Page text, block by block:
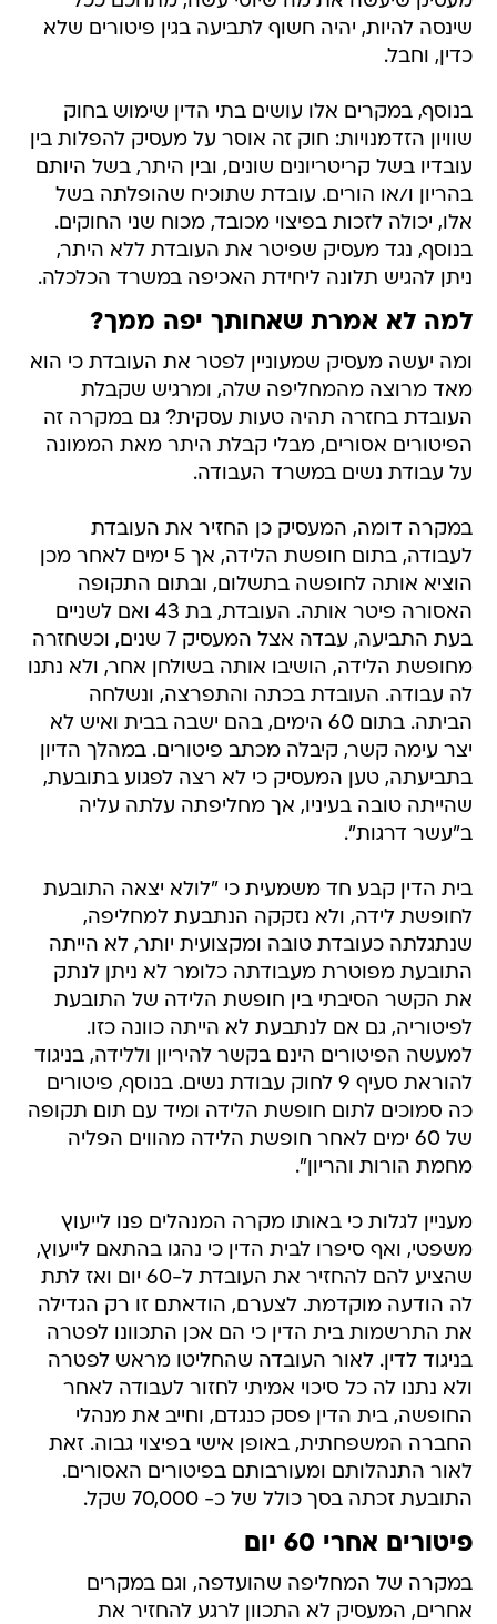
שינסה להיות, יהיה חשוף לתביעה בגין פיטורים שלא
כדין, וחבל.
בנוסף, במקרים אלו עושים בתי הדין שימוש בחוק
שוויון הזדמנויות: חוק זה אוסר על מעסיק להפלות בין
עובדיו בשל קריטריונים שונים, ובין היתר, בשל היותם
בהריון ו/או הורים. עובדת שתוכיח שהופלתה בשל
אלו, יכולה לזכות בפיצוי מכובד, מכוח שני החוקים.
בנוסף, נגד מעסיק שפיטר את העובדת ללא היתר,
ניתן להגיש תלונה ליחידת האכיפה במשרד הכלכלה.
למה לא אמרת שאחותך יפה ממך?
ומה יעשה מעסיק שמעוניין לפטר את העובדת כי הוא
מאד מרוצה מהמחליפה שלה, ומרגיש שקבלת
העובדת בחזרה תהיה טעות עסקית? גם במקרה זה
הפיטורים אסורים, מבלי קבלת היתר מאת הממונה
על עבודת נשים במשרד העבודה.
במקרה דומה, המעסיק כן החזיר את העובדת
לעבודה, בתום חופשת הלידה, אך 5 ימים לאחר מכן
הוציא אותה לחופשה בתשלום, ובתום התקופה
האסורה פיטר אותה. העובדת, בת 43 ואם לשניים
בעת התביעה, עבדה אצל המעסיק 7 שנים, וכשחזרה
מחופשת הלידה, הושיבו אותה בשולחן אחר, ולא נתנו
לה עבודה. העובדת בכתה והתפרצה, ונשלחה
הביתה. בתום 60 הימים, בהם ישבה בבית ואיש לא
יצר עימה קשר, קיבלה מכתב פיטורים. במהלך הדיון
בתביעתה, טען המעסיק כי לא רצה לפגוע בתובעת,
שהייתה טובה בעיניו, אך מחליפתה עלתה עליה
ב"עשר דרגות".
בית הדין קבע חד משמעית כי "לולא יצאה התובעת
לחופשת לידה, ולא נזקקה הנתבעת למחליפה,
שנתגלתה כעובדת טובה ומקצועית יותר, לא הייתה
התובעת מפוטרת מעבודתה כלומר לא ניתן לנתק
את הקשר הסיבתי בין חופשת הלידה של התובעת
לפיטוריה, גם אם לנתבעת לא הייתה כוונה כזו.
למעשה הפיטורים הינם בקשר להיריון וללידה, בניגוד
להוראת סעיף 9 לחוק עבודת נשים. בנוסף, פיטורים
כה סמוכים לתום חופשת הלידה ומיד עם תום תקופה
של 60 ימים לאחר חופשת הלידה מהווים הפליה
מחמת הורות והריון".
מעניין לגלות כי באותו מקרה המנהלים פנו לייעוץ
משפטי, ואף סיפרו לבית הדין כי נהגו בהתאם לייעוץ,
שהציע להם להחזיר את העובדת ל-60 יום ואז לתת
לה הודעה מוקדמת. לצערם, הודאתם זו רק הגדילה
את התרשמות בית הדין כי הם אכן התכוונו לפטרה
בניגוד לדין. לאור העובדה שהחליטו מראש לפטרה
ולא נתנו לה כל סיכוי אמיתי לחזור לעבודה לאחר
החופשה, בית הדין פסק כנגדם, וחייב את מנהלי
החברה המשפחתית, באופן אישי בפיצוי גבוה. זאת
לאור התנהלותם ומעורבותם בפיטורים האסורים.
התובעת זכתה בסך כולל של כ- 70,000 שקל.
פיטורים אחרי 60 יום
במקרה של המחליפה שהועדפה, וגם במקרים
אחרים, המעסיק לא התכוון לרגע להחזיר את